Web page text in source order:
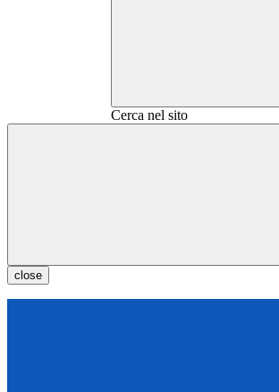
Cerca nel sito
close